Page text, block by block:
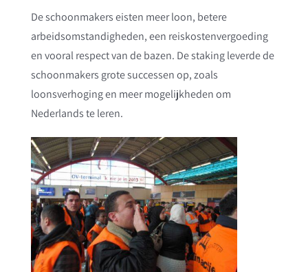
De schoonmakers eisten meer loon, betere
arbeidsomstandigheden, een reiskostenvergoeding
en vooral respect van de bazen. De staking leverde de
schoonmakers grote successen op, zoals
loonsverhoging en meer mogelijkheden om
Nederlands te leren.